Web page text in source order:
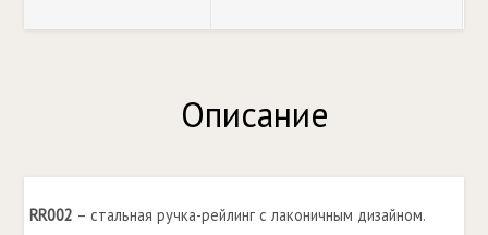
Описание
RR002 – стальная ручка-рейлинг с лаконичным дизайном.